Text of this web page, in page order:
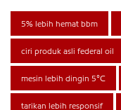
5% lebih hemat bbm
ciri produk asli federal oil
mesin lebih dingin 5°C
tarikan lebih responsif